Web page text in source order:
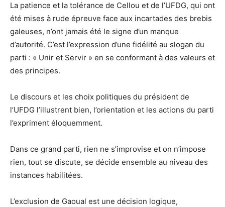
La patience et la tolérance de Cellou et de l’UFDG, qui ont
été mises à rude épreuve face aux incartades des brebis
galeuses, n’ont jamais été le signe d’un manque
d’autorité. C’est l’expression d’une fidélité au slogan du
parti : « Unir et Servir » en se conformant à des valeurs et
des principes.
Le discours et les choix politiques du président de
l’UFDG l’illustrent bien, l’orientation et les actions du parti
l’expriment éloquemment.
Dans ce grand parti, rien ne s’improvise et on n’impose
rien, tout se discute, se décide ensemble au niveau des
instances habilitées.
L’exclusion de Gaoual est une décision logique,